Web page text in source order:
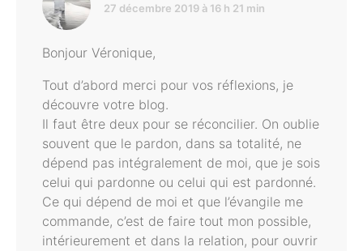
27 décembre 2019 à 16 h 21 min
Bonjour Véronique,
Tout d’abord merci pour vos réflexions, je
découvre votre blog.
Il faut être deux pour se réconcilier. On oublie
souvent que le pardon, dans sa totalité, ne
dépend pas intégralement de moi, que je sois
celui qui pardonne ou celui qui est pardonné.
Ce qui dépend de moi et que l’évangile me
commande, c’est de faire tout mon possible,
intérieurement et dans la relation, pour ouvrir